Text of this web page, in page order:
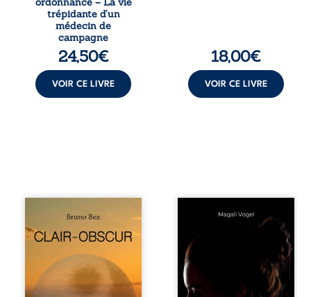
écarté du corps
médical, malgré
une décision de
première instance
trépidante d’un
médecin de
campagne
24,50€
VOIR CE LIVRE
18,00€
VOIR CE LIVRE
Composé en
obscur aborde la
relations
humaines, la
nature et les
Qui prend soin de
celles et ceux
confions nos
enfants ? Derrière
la douceur
apparente des